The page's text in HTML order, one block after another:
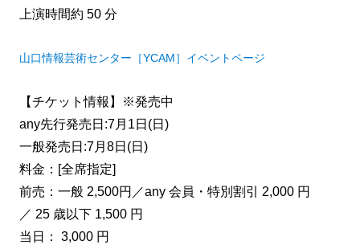
上演時間約 50 分
山口情報芸術センター［YCAM］イベントページ
【チケット情報】※発売中
any先行発売日:7月1日(日)
一般発売日:7月8日(日)
料金：[全席指定]
前売：一般 2,500円／any 会員・特別割引 2,000 円
／ 25 歳以下 1,500 円
当日： 3,000 円